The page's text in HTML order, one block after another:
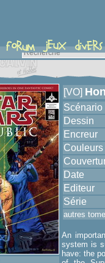
[VO]
Scénario
Dessin
Encreur
Couleurs
Date
Editeur
Série
autres
An
system is
have: the